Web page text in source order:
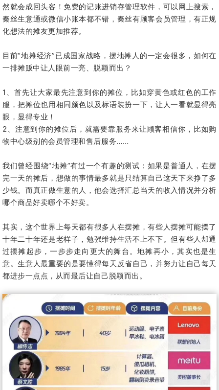
然就会成回头客！免费的记账进销存管理软件，可以网上搜索，
秦丝生意通或微信小账本都不错，秦丝有顾客会员管理，有正规
化想法的摊友更加推荐。
目前“地摊经济”已成国家战略，摆地摊人的一定会很多，如何在
一排摊贩中让人眼前一亮、脱颖而出？
1、首先让大家最先注意到你的摊位，比如穿黄色或红色的工作
服，把摊位也用相同颜色以及标语装扮一下，让人一看就显得亮
眼，显得专业！
2、注意到你的摊位后，就需要靠服务来让顾客相信你，比如购
物中心级别的会员管理和售后服务……
我们曾经围绕“地摊”有过一个有趣的测试：如果是普通人，在摆
完一天的摊后，想做的事情最多就是只结算自己这天下来挣了多
少钱。而真正做生意的人，他会选择汇总当天的收入情况并分析
哪个商品好卖哪个不好卖。
其实，这个世界上每天都有很多人在摆摊，有些人摆摊可能摆了
十年二十年还是老样子，勉强维持生活不上不下。但有些人却通
过摆摊起步，一步步走向更大的舞台。地摊再小，其实也是生
意。生意人最重要的是要懂得每天反省自己，并努力让自己每天
都进步一点点，从而最后让自己脱颖而出。